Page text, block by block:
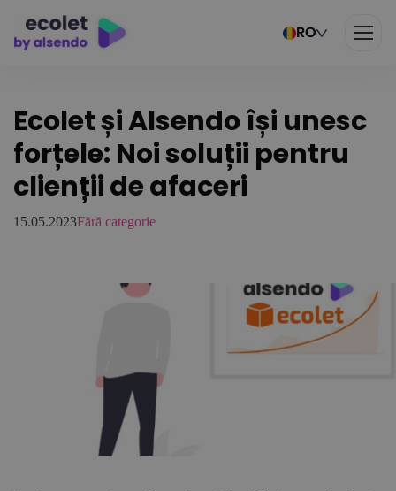
RO
Ecolet și Alsendo își unesc
forțele: Noi soluții pentru
clienții de afaceri
15.05.2023Fără categorie